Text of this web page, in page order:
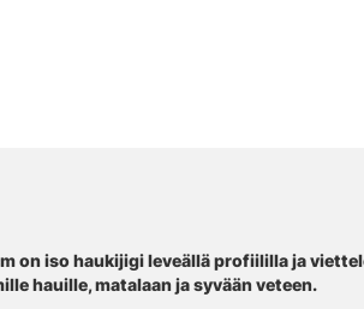
on iso haukijigi leveällä profiililla ja
hauille, matalaan ja syvään veteen.